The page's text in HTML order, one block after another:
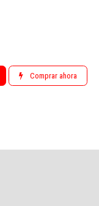
Comprar ahora